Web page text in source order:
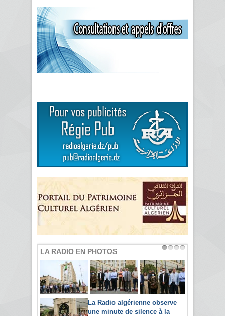
LA RADIO EN PHOTOS
La Radio algérienne observe
une minute de silence à la